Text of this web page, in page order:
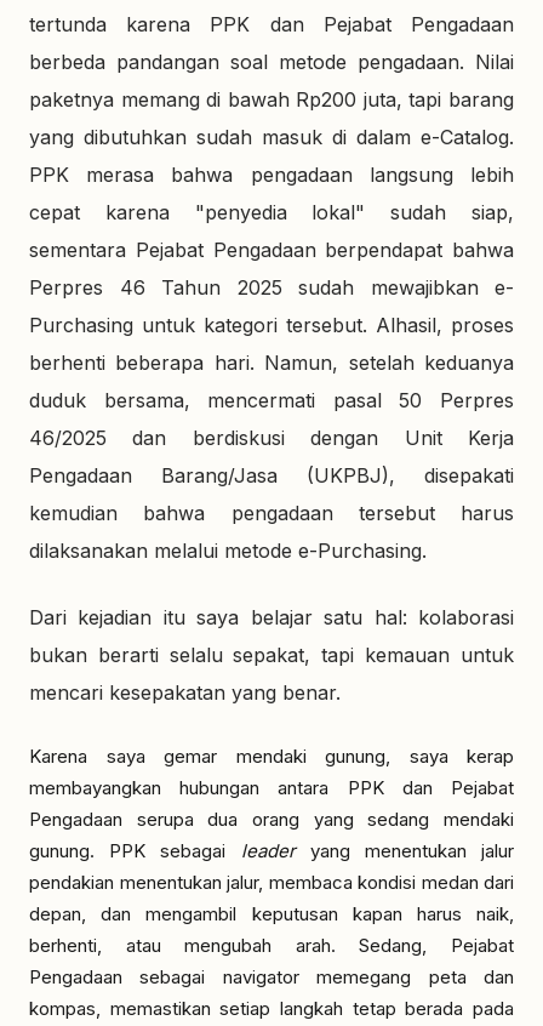
tertunda karena PPK dan Pejabat Pengadaan
berbeda pandangan soal metode pengadaan. Nilai
paketnya memang di bawah Rp200 juta, tapi barang
yang dibutuhkan sudah masuk di dalam e-Catalog.
PPK merasa bahwa pengadaan langsung lebih
cepat karena "penyedia lokal" sudah siap,
sementara Pejabat Pengadaan berpendapat bahwa
Perpres 46 Tahun 2025 sudah mewajibkan e-
Purchasing untuk kategori tersebut. Alhasil, proses
berhenti beberapa hari. Namun, setelah keduanya
duduk bersama, mencermati pasal 50 Perpres
46/2025 dan berdiskusi dengan Unit Kerja
Pengadaan Barang/Jasa (UKPBJ), disepakati
kemudian bahwa pengadaan tersebut harus
dilaksanakan melalui metode e-Purchasing.
Dari kejadian itu saya belajar satu hal: kolaborasi
bukan berarti selalu sepakat, tapi kemauan untuk
mencari kesepakatan yang benar.
Karena saya gemar mendaki gunung, saya kerap
membayangkan hubungan antara PPK dan Pejabat
Pengadaan serupa dua orang yang sedang mendaki
gunung. PPK sebagai leader yang menentukan jalur
pendakian menentukan jalur, membaca kondisi medan dari
depan, dan mengambil keputusan kapan harus naik,
berhenti, atau mengubah arah. Sedang, Pejabat
Pengadaan sebagai navigator memegang peta dan
kompas, memastikan setiap langkah tetap berada pada